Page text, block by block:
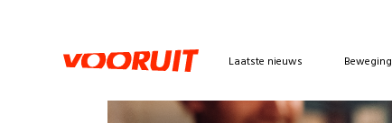
Laatste nieuws Beweging